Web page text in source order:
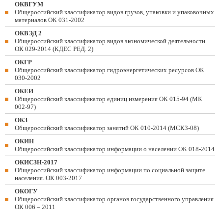
ОКВГУМ
Общероссийский классификатор видов грузов, упаковки и упаковочных
материалов ОК 031-2002
ОКВЭД 2
Общероссийский классификатор видов экономической деятельности
ОК 029-2014 (КДЕС РЕД. 2)
ОКГР
Общероссийский классификатор гидроэнергетических ресурсов ОК
030-2002
ОКЕИ
Общероссийский классификатор единиц измерения ОК 015-94 (МК
002-97)
ОКЗ
Общероссийский классификатор занятий ОК 010-2014 (МСКЗ-08)
ОКИН
Общероссийский классификатор информации о населении ОК 018-2014
ОКИСЗН-2017
Общероссийский классификатор информации по социальной защите
населения. ОК 003-2017
ОКОГУ
Общероссийский классификатор органов государственного управления
ОК 006 – 2011